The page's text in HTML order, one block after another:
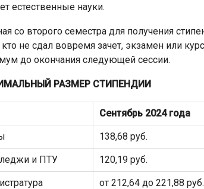
естественные науки.
со второго семестра для получения
не сдал вовремя зачет, экзамен или
до окончания следующей сессии.
РАЗМЕР СТИПЕНДИИ
Сентябрь 2024 года
138,68 руб.
и ПТУ 120,19 руб.
от 212,64 до 221,88